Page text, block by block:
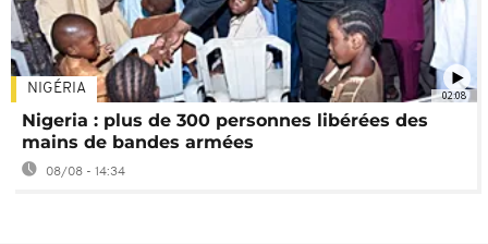
02:08
NIGÉRIA
Nigeria : plus de 300 personnes libérées des
mains de bandes armées
08/08 - 14:34